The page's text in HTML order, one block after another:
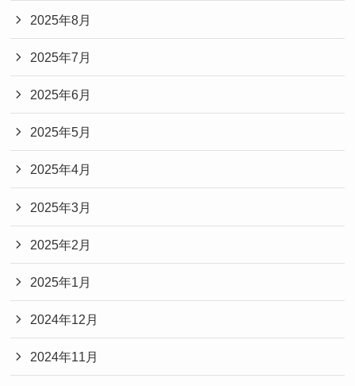
2025年8月
2025年7月
2025年6月
2025年5月
2025年4月
2025年3月
2025年2月
2025年1月
2024年12月
2024年11月